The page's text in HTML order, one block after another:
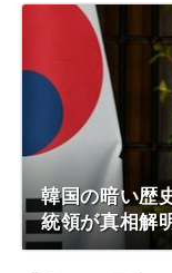
韓国の暗い歴
統領が真相解